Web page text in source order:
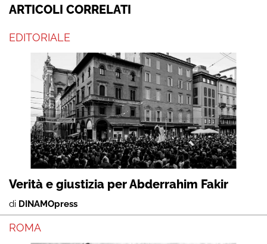
ARTICOLI CORRELATI
EDITORIALE
Verità e giustizia per Abderrahim Fakir
di DINAMOpress
ROMA